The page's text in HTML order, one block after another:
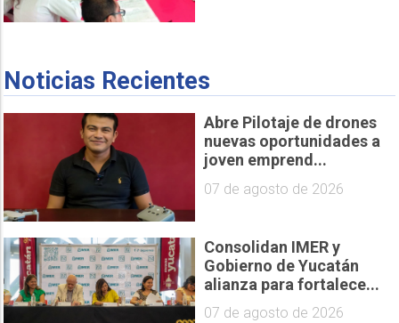
Noticias Recientes
Abre Pilotaje de drones
nuevas oportunidades a
joven emprend...
07 de agosto de 2026
Consolidan IMER y
Gobierno de Yucatán
alianza para fortalece...
07 de agosto de 2026